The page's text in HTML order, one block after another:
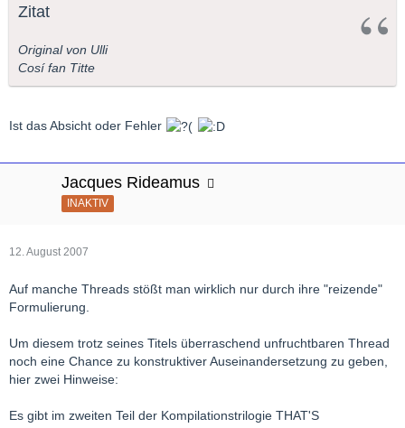
Zitat
Original von Ulli
Cosí fan Titte
Ist das Absicht oder Fehler
Jacques Rideamus
INAKTIV
12. August 2007
Auf manche Threads stößt man wirklich nur durch ihre "reizende"
Formulierung.
Um diesem trotz seines Titels überraschend unfruchtbaren Thread
noch eine Chance zu konstruktiver Auseinandersetzung zu geben,
hier zwei Hinweise:
Es gibt im zweiten Teil der Kompilationstrilogie THAT'S